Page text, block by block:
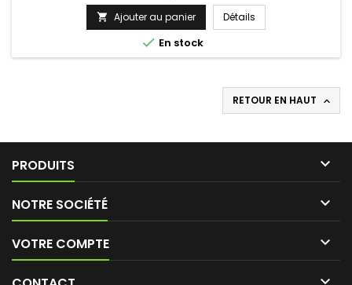
 Ajouter au panier Détails
 En stock
RETOUR EN HAUT 
PRODUITS 
NOTRE SOCIÉTÉ 
VOTRE COMPTE 